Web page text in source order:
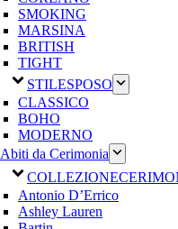
SMOKING
MARSINA
BRITISH
TIGHT
STILESPOSO
CLASSICO
BOHO
MODERNO
Abiti da Cerimonia
COLLEZIONE
Antonio D’Errico
Ashley Lauren